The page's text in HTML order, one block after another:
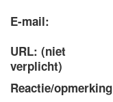
E-mail:
URL: (niet
verplicht)
Reactie/opmerking